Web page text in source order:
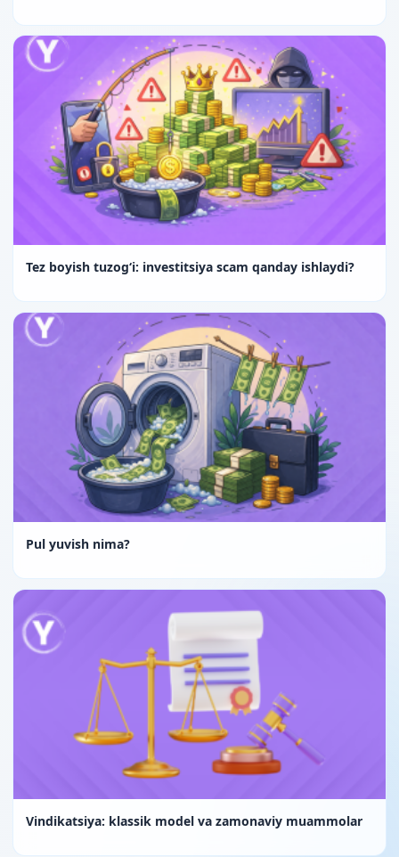
Tez boyish tuzog‘i: investitsiya scam qanday ishlaydi?
Pul yuvish nima?
Vindikatsiya: klassik model va zamonaviy muammolar